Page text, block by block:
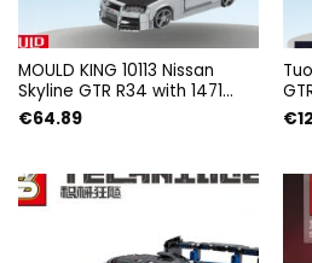
MOULD KING 10113 Nissan
Skyline GTR R34 with 1471
Pieces
€64.89
€